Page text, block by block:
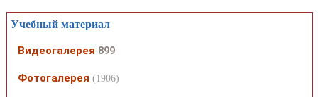
Учебный материал
Видеогалерея 899
Фотогалерея (1906)